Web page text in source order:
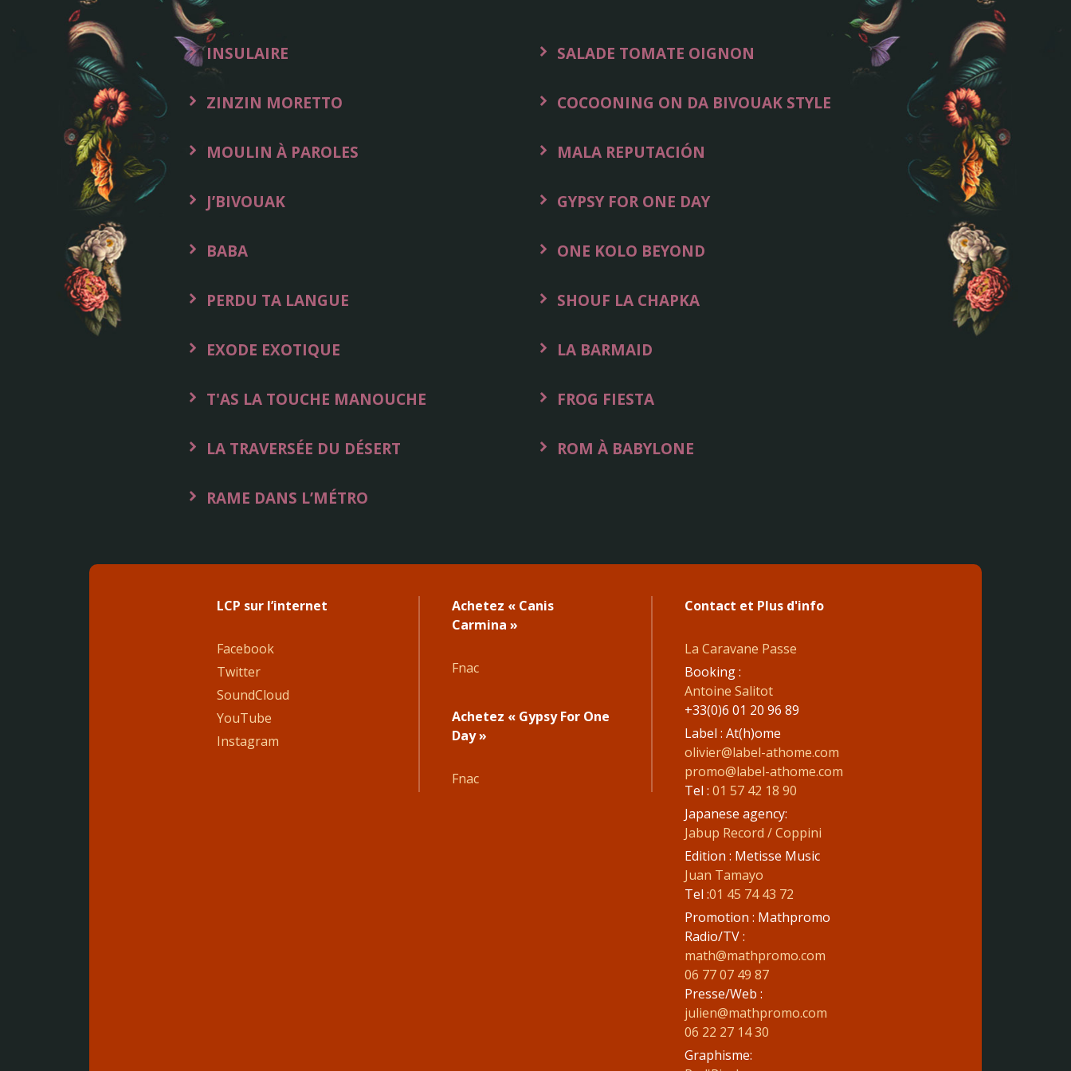
INSULAIRE
ZINZIN MORETTO
MOULIN À PAROLES
J’BIVOUAK
BABA
PERDU TA LANGUE
EXODE EXOTIQUE
T'AS LA TOUCHE MANOUCHE
LA TRAVERSÉE DU DÉSERT
RAME DANS L’MÉTRO
SALADE TOMATE OIGNON
COCOONING ON DA BIVOUAK STYLE
MALA REPUTACIÓN
GYPSY FOR ONE DAY
ONE KOLO BEYOND
SHOUF LA CHAPKA
LA BARMAID
FROG FIESTA
ROM À BABYLONE
LCP sur l’internet
Facebook
Twitter
SoundCloud
YouTube
Instagram
Achetez « Canis
Carmina »
Fnac
Achetez « Gypsy For One
Day »
Fnac
Contact et Plus d'info
La Caravane Passe
Booking :
Antoine Salitot
+33(0)6 01 20 96 89
Label : At(h)ome
olivier@label-athome.com
promo@label-athome.com
Tel : 01 57 42 18 90
Japanese agency:
Jabup Record / Coppini
Edition : Metisse Music
Juan Tamayo
Tel :01 45 74 43 72
Promotion : Mathpromo
Radio/TV :
math@mathpromo.com
06 77 07 49 87
Presse/Web :
julien@mathpromo.com
06 22 27 14 30
Graphisme: